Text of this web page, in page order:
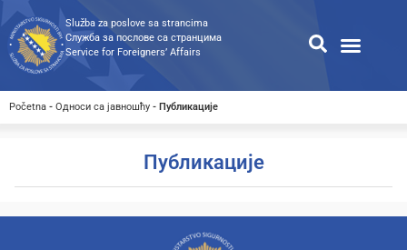
Služba za poslove sa strancima
Служба за послове са странцима
Service for Foreigners’ Affairs
Početna - Односи са јавношћу - Публикације
Публикације